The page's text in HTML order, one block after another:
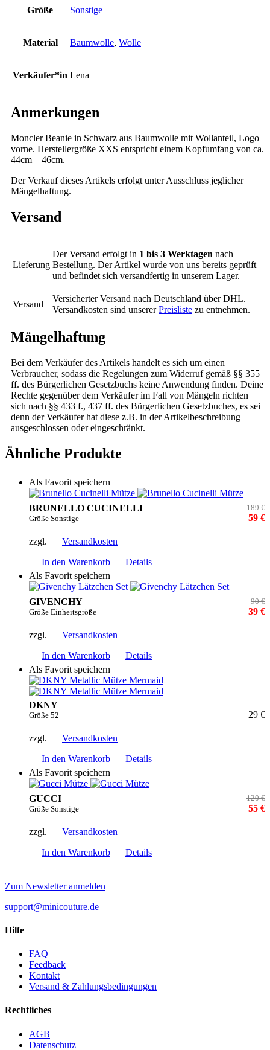
Größe Sonstige
Material Baumwolle, Wolle
Verkäufer*in Lena
Anmerkungen
Moncler Beanie in Schwarz aus Baumwolle mit Wollanteil, Logo
vorne. Herstellergröße XXS entspricht einem Kopfumfang von ca.
44cm – 46cm.
Der Verkauf dieses Artikels erfolgt unter Ausschluss jeglicher
Mängelhaftung.
Versand
Lieferung
Der Versand erfolgt in 1 bis 3 Werktagen nach
Bestellung. Der Artikel wurde von uns bereits geprüft
und befindet sich versandfertig in unserem Lager.
Versand
Versicherter Versand nach Deutschland über DHL.
Versandkosten sind unsererPreisliste zu entnehmen.
Mängelhaftung
Bei dem Verkäufer des Artikels handelt es sich um einen
Verbraucher, sodass die Regelungen zum Widerruf gemäß §§ 355
ff. des Bürgerlichen Gesetzbuchs keine Anwendung finden. Deine
Rechte gegenüber dem Verkäufer im Fall von Mängeln richten
sich nach §§ 433 f., 437 ff. des Bürgerlichen Gesetzbuches, es sei
denn der Verkäufer hat diese z.B. in der Artikelbeschreibung
ausgeschlossen oder eingeschränkt.
Ähnliche Produkte
Als Favorit speichern
BRUNELLO CUCINELLI
Größe Sonstige
189 €
59 €
zzgl.
Versandkosten
In den Warenkorb
Details
Als Favorit speichern
GIVENCHY
Größe Einheitsgröße
90 €
39 €
zzgl.
Versandkosten
In den Warenkorb
Details
Als Favorit speichern
DKNY
Größe 52 29 €
zzgl.
Versandkosten
In den Warenkorb
Details
Als Favorit speichern
GUCCI
Größe Sonstige
120 €
55 €
zzgl.
Versandkosten
In den Warenkorb
Details
Zum Newsletter anmelden
support@minicouture.de
Hilfe
FAQ
Feedback
Kontakt
Versand & Zahlungsbedingungen
Rechtliches
AGB
Datenschutz